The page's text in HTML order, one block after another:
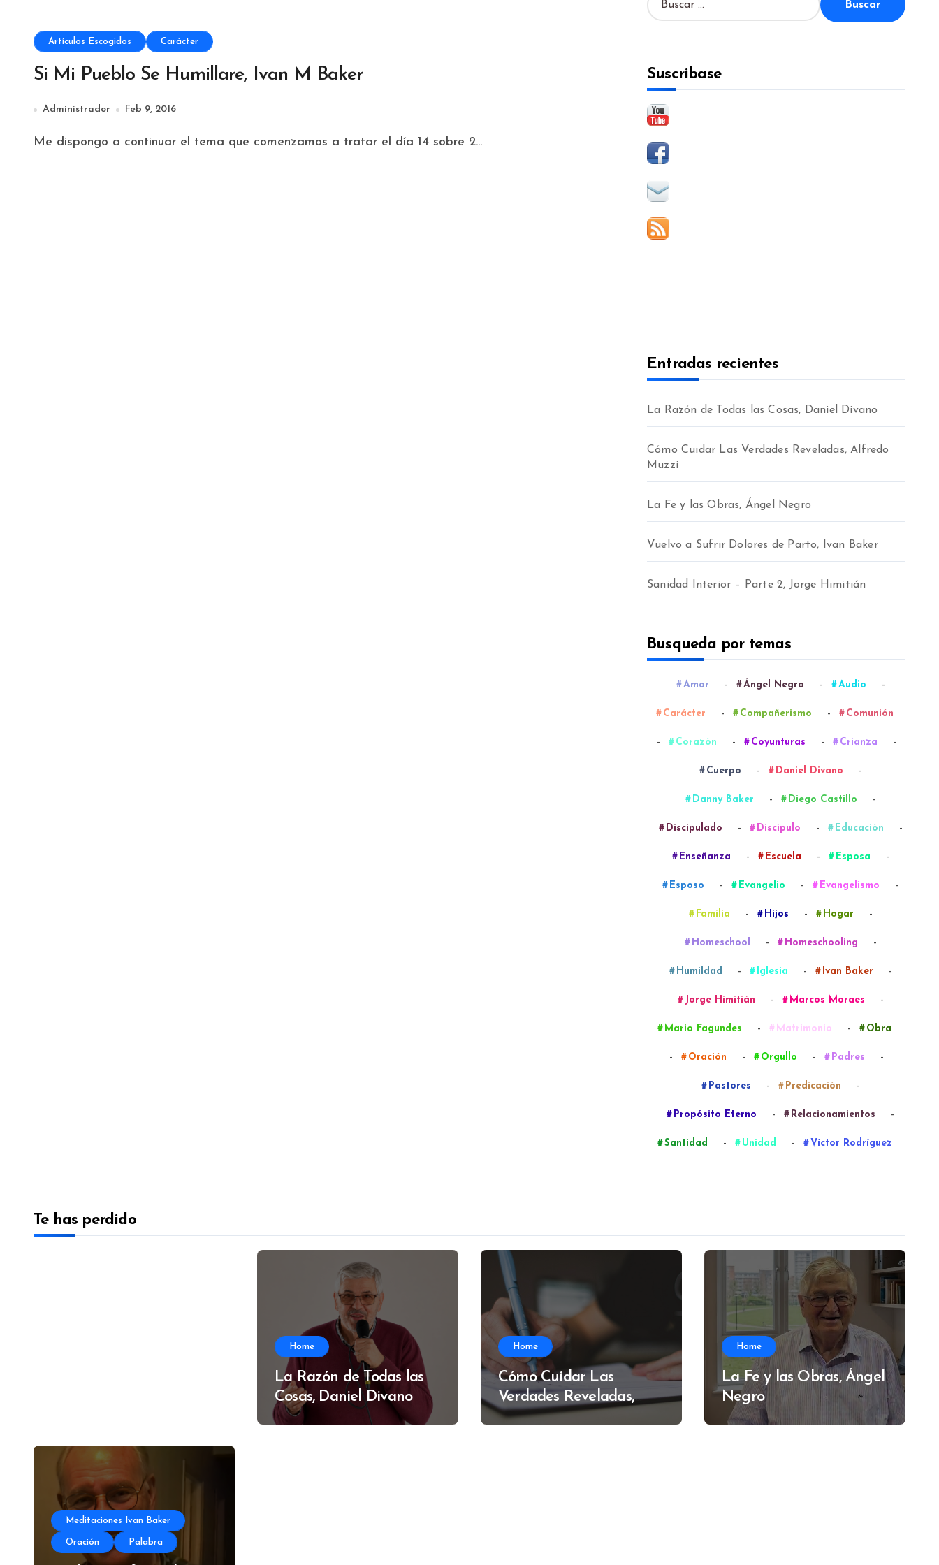
Artículos Escogidos Carácter
Si Mi Pueblo Se Humillare, Ivan M Baker
Administrador Feb 9, 2016
Me dispongo a continuar el tema que comenzamos a tratar el día 14 sobre 2...
u
r
:
Suscribase
Entradas recientes
La Razón de Todas las Cosas, Daniel Divano
Cómo Cuidar Las Verdades Reveladas, Alfredo
Muzzi
La Fe y las Obras, Ángel Negro
Vuelvo a Sufrir Dolores de Parto, Ivan Baker
Sanidad Interior – Parte 2, Jorge Himitián
Busqueda por temas
Amor - Ángel Negro - Audio -
Carácter - Compañerismo - Comunión
- Corazón - Coyunturas - Crianza -
Cuerpo - Daniel Divano -
Danny Baker - Diego Castillo -
Discipulado - Discípulo - Educación -
Enseñanza - Escuela - Esposa -
Esposo - Evangelio - Evangelismo -
Familia - Hijos - Hogar -
Homeschool - Homeschooling -
Humildad - Iglesia - Ivan Baker -
Jorge Himitián - Marcos Moraes -
Mario Fagundes - Matrimonio - Obra
- Oración - Orgullo - Padres -
Pastores - Predicación -
Propósito Eterno - Relacionamientos -
Santidad - Unidad - Víctor Rodríguez
Te has perdido
Home
La Razón de Todas las
Cosas, Daniel Divano
Home
Cómo Cuidar Las
Verdades Reveladas,
Alfredo Muzzi
Home
La Fe y las Obras, Ángel
Negro
Meditaciones Ivan Baker
Oración Palabra